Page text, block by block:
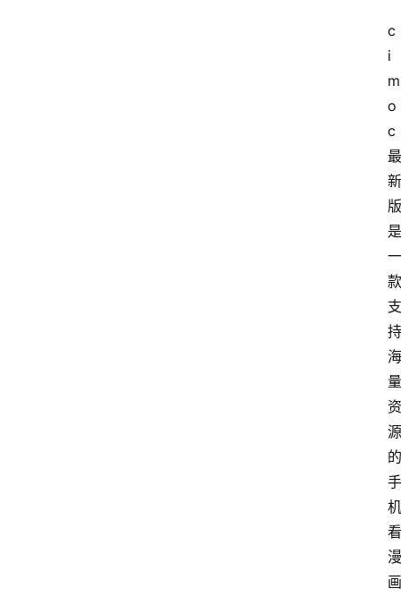
c
i
m
o
c
最
新
版
是
一
款
支
持
海
量
资
源
的
手
机
看
漫
画